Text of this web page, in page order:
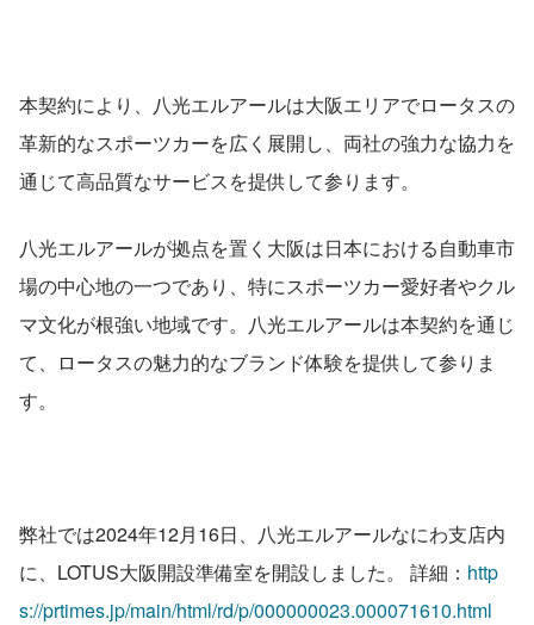
本契約により、八光エルアールは大阪エリアでロータスの
革新的なスポーツカーを広く展開し、両社の強力な協力を
通じて高品質なサービスを提供して参ります。
八光エルアールが拠点を置く大阪は日本における自動車市
場の中心地の一つであり、特にスポーツカー愛好者やクル
マ文化が根強い地域です。八光エルアールは本契約を通じ
て、ロータスの魅力的なブランド体験を提供して参りま
す。
弊社では2024年12月16日、八光エルアールなにわ支店内
に、LOTUS大阪開設準備室を開設しました。 詳細： http
s://prtimes.jp/main/html/rd/p/000000023.000071610.html